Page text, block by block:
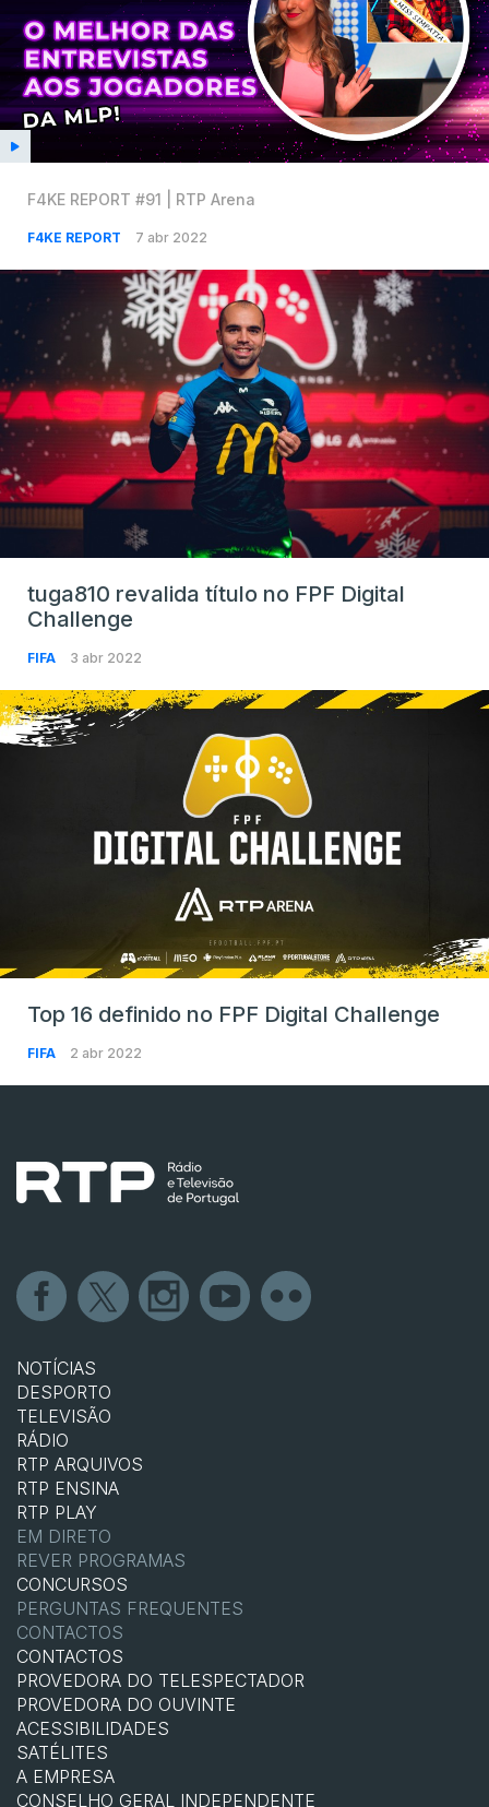
F4KE REPORT #91 | RTP Arena
F4KE REPORT 7 abr 2022
tuga810 revalida título no FPF Digital
Challenge
FIFA 3 abr 2022
Top 16 definido no FPF Digital Challenge
FIFA 2 abr 2022
NOTÍCIAS
DESPORTO
TELEVISÃO
RÁDIO
RTP ARQUIVOS
RTP ENSINA
RTP PLAY
EM DIRETO
REVER PROGRAMAS
CONCURSOS
PERGUNTAS FREQUENTES
CONTACTOS
CONTACTOS
PROVEDORA DO TELESPECTADOR
PROVEDORA DO OUVINTE
ACESSIBILIDADES
SATÉLITES
A EMPRESA
CONSELHO GERAL INDEPENDENTE